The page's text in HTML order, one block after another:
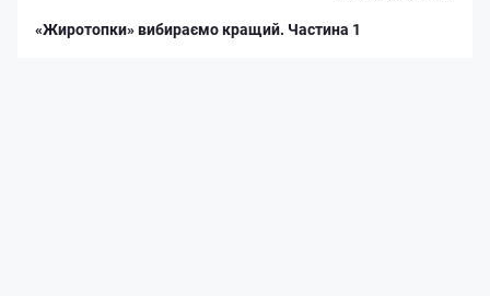
«Жиротопки» вибираємо кращий. Частина 1